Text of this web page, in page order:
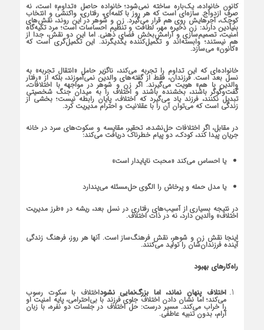
کانون خانواده، یک‌باره ساخته نمی‌شود؛ خانواده حاصل «تداوم» است، نه
صرفِ ازدواج. سازه‌ای است که هر روز با کلمه‌ای، رفتاری، واکنشی و انتخاب
کوچک، آجرهایش روی هم قرار می‌گیرد. زن و شوهر در این روند، نقش‌های
بنیادین دارند: زن ذخیره مهر، لطافت و تنظیم احساسات است؛ مرد تکیه‌گاه
امنیت، تصمیم‌سازی و آرامش‌بخش فضای ذهنی. اما این دو نقش، جدا از
هم نیستند؛ وابسته‌اند و تکمیل‌کننده یکدیگرند. این تکمیل‌گری است که
«کانون» می‌سازد.
خانواده‌ای که این تداوم را تجربه می‌کند، ناگزیر حامل «انتقال تجربه» به
نسل بعد است. فرزندان، فقط از گفته‌های والدین نمی‌آموزند، بلکه از «رفتار
والدین با هم» هویت می‌گیرند. اگر زن و شوهر در مواجهه با اختلافات،
گفت‌وگوگر باشند، بخشنده باشند و اختلاف را به میدان جنگ شخصیتی
تبدیل نکنند، فرزند یاد می‌گیرد که اختلاف، پایان رابطه نیست؛ بخشی از
زندگی است که می‌توان آن را با عقلانیت و احترام مدیریت کرد.
در مقابل، اگر اختلافات حل‌نشده، تحقیر، مقایسه و سکوت‌های سرد در خانه
جریان پیدا کند، کودک، دو پیام خطرناک دریافت می‌کند:
یا احساس می‌کند «محبت ناپایدار است»
یا مدل حمله و پرخاش را الگوی حل‌مسئله می‌پندارد
در نتیجه بسیاری از آسیب‌های رفتاری در نسل بعد، ریشه در «طرز مدیریت
اختلاف» والدین دارد، نه در ذات اختلاف.
اینجا نقش زن و شوهر، نقش فرهنگ‌ساز است. آنها هر روز، فرهنگ زندگی
آینده فرزندان‌شان را تولید می‌کنند.
راه‌کارهای بهبود
اختلاف پنهان نماند، اما بزرگ‌نمایی نشوداختلاف با سکوت رسوب
می‌کند؛ اما نشان دادن اختلاف جلوی فرزند با بی‌احترامی، پایه امنیت او
را خراب می‌کند. مسیر درست: حل اختلاف در جلسات دو نفره، با زبان
آرام، بدون تنبیه عاطفی.